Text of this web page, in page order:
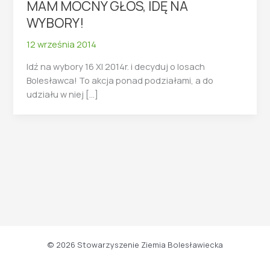
MAM MOCNY GŁOS, IDĘ NA
WYBORY!
12 września 2014
Idź na wybory 16 XI 2014r. i decyduj o losach
Bolesławca! To akcja ponad podziałami, a do
udziału w niej […]
© 2026 Stowarzyszenie Ziemia Bolesławiecka